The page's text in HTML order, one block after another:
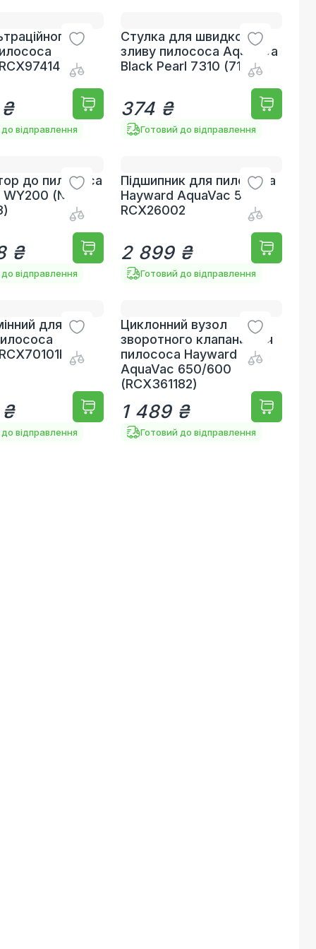
відправлення
Стулка для швидкого
зливу пилососа Aquaviva
Black Pearl 7310 (71110)
374 ₴
Готовий до відправлення
до пилососа
(№12
₴
відправлення
Підшипник для пилососа
Hayward AquaVac 500
RCX26002
2 899 ₴
Готовий до відправлення
для
відправлення
Циклонний вузол
зворотного клапана для
пилососа Hayward
AquaVac 650/600
(RCX361182)
1 489 ₴
Готовий до відправлення